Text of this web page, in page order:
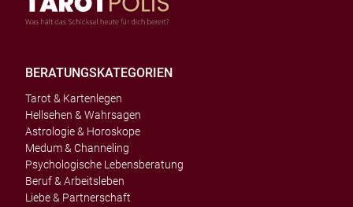
BERATUNGSKATEGORIEN
Tarot & Kartenlegen
Hellsehen & Wahrsagen
Astrologie & Horoskope
Medum & Channeling
Psychologische Lebensberatung
Beruf & Arbeitsleben
Liebe & Partnerschaft